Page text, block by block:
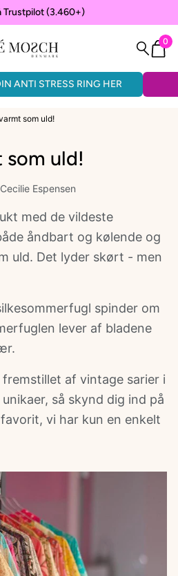
(3.460+)
0
ANTI STRESS RING HER
150KR.
som uld!
som uld!
Espensen
med de vildeste
åndbart og kølende og
uld. Det lyder skørt - men
spinder om
lever af bladene
fremstillet af vintage sarier i
så skynd dig ind på
vi har kun en enkelt